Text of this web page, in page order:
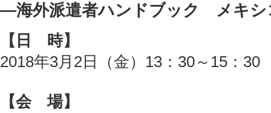
―海外派遣者ハンドブック メキシ
【日 時】
2018年3月2日（金）13：30～15：30
【会 場】